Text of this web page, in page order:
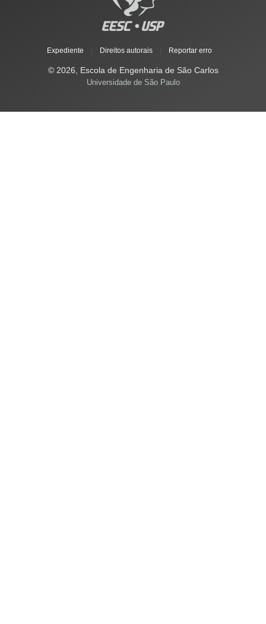
Expediente Direitos autorais Reportar erro
© 2026, Escola de Engenharia de São Carlos
Universidade de São Paulo